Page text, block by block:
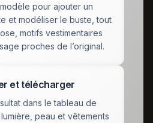
pour ajouter un
et modéliser le buste, tout
motifs vestimentaires
proches de l’original.
et télécharger
dans le tableau de
peau et vêtements